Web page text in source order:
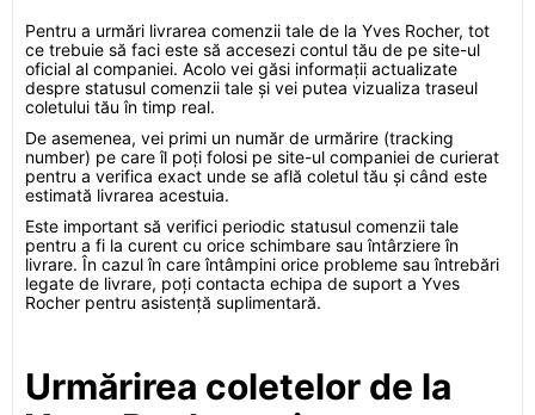
Pentru a urmări livrarea comenzii tale de la Yves Rocher, tot
ce trebuie să faci este să accesezi contul tău de pe site-ul
oficial al companiei. Acolo vei găsi informații actualizate
despre statusul comenzii tale și vei putea vizualiza traseul
coletului tău în timp real.
De asemenea, vei primi un număr de urmărire (tracking
number) pe care îl poți folosi pe site-ul companiei de curierat
pentru a verifica exact unde se află coletul tău și când este
estimată livrarea acestuia.
Este important să verifici periodic statusul comenzii tale
pentru a fi la curent cu orice schimbare sau întârziere în
livrare. În cazul în care întâmpini orice probleme sau întrebări
legate de livrare, poți contacta echipa de suport a Yves
Rocher pentru asistență suplimentară.
Urmărirea coletelor de la